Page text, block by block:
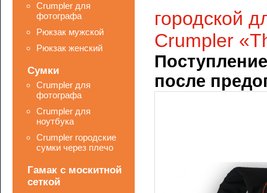
Crumpler для
фотографа
Рюкзак мужской
Рюкзак женский
Сумки
Crumpler для
фотографа
Crumpler для
ноутбука
Crumpler городские
сумки через плечо
Гамак с москитной
сеткой
городской
Crumpler
после